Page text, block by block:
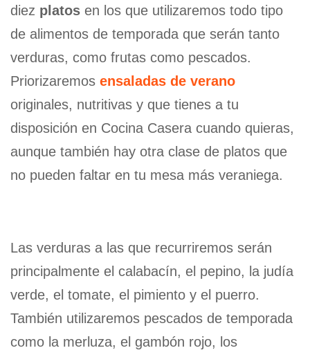
diez platos en los que utilizaremos todo tipo
de alimentos de temporada que serán tanto
verduras, como frutas como pescados.
Priorizaremos ensaladas de verano
originales, nutritivas y que tienes a tu
disposición en Cocina Casera cuando quieras,
aunque también hay otra clase de platos que
no pueden faltar en tu mesa más veraniega.
Las verduras a las que recurriremos serán
principalmente el calabacín, el pepino, la judía
verde, el tomate, el pimiento y el puerro.
También utilizaremos pescados de temporada
como la merluza, el gambón rojo, los